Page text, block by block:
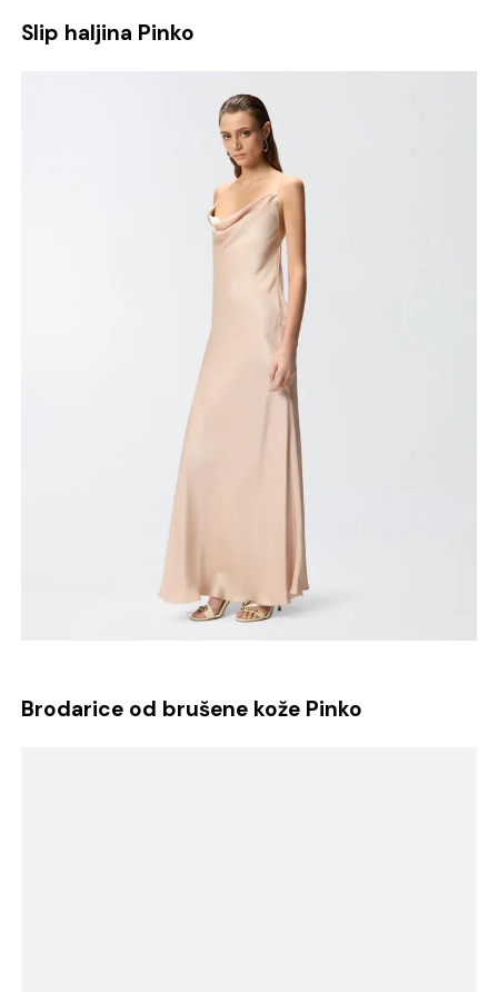
Slip haljina Pinko
Brodarice od brušene kože Pinko